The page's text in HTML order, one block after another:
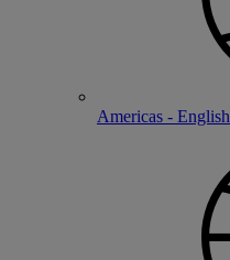
Americas - English